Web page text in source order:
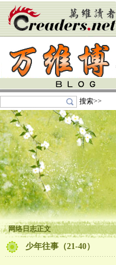
搜索>>
网络日志正文
少年往事（21-40）